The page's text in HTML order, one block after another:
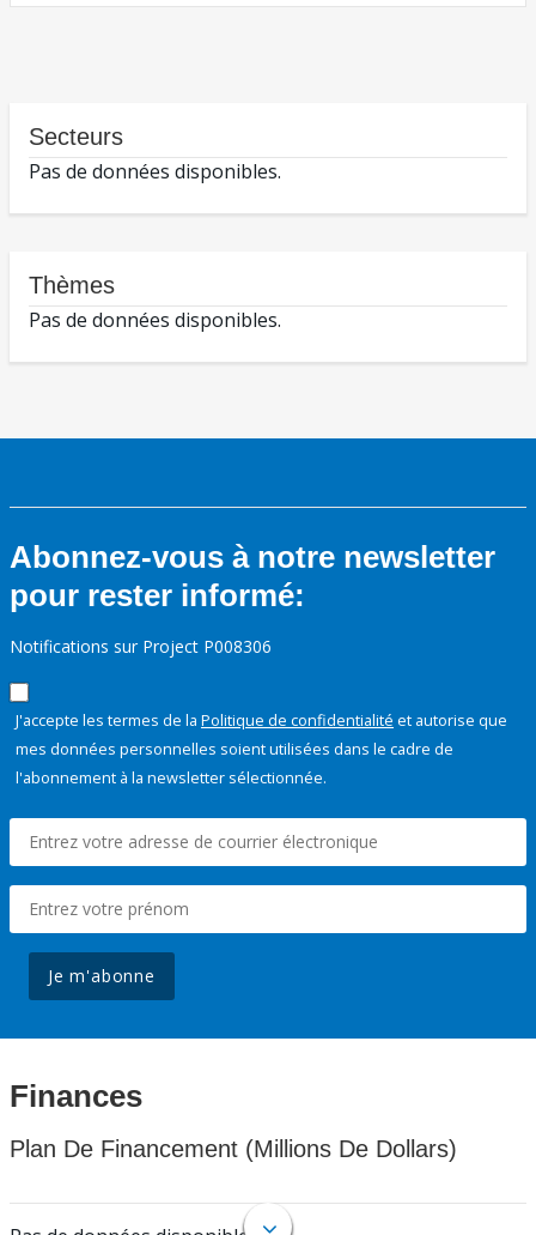
Secteurs
Pas de données disponibles.
Thèmes
Pas de données disponibles.
Abonnez-vous à notre newsletter
pour rester informé:
Notifications sur Project P008306
J'accepte les termes de la Politique de confidentialité et autorise que
mes données personnelles soient utilisées dans le cadre de
l'abonnement à la newsletter sélectionnée.
Je m'abonne
Finances
Plan De Financement (Millions De Dollars)